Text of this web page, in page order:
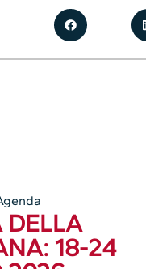
DELLA
18-24